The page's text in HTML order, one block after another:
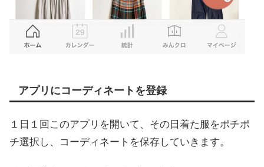
アプリにコーディネートを登録
１日１回このアプリを開いて、その日着た服をポチポ
チ選択し、コーディネートを保存していきます。